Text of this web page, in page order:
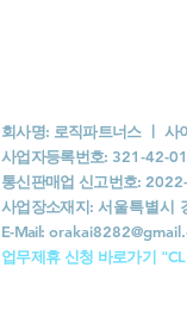
회사명: 로직파트너스 ㅣ 사
사업자등록번호: 321-42-
통신판매업 신고번호:
사업장소재지: 서울특별시
​E-Mail:
업무제휴 신청 바로가기